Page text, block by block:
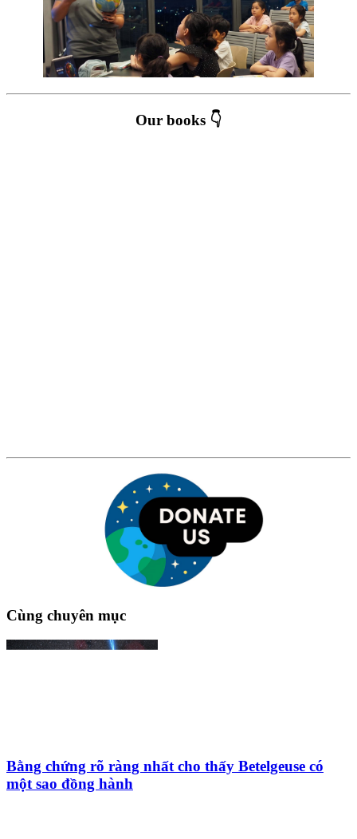
Our books 👇
Cùng chuyên mục
Bằng chứng rõ ràng nhất cho thấy Betelgeuse có
một sao đồng hành